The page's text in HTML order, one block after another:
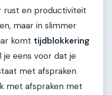
rust en productiviteit
maar in slimmer
komt tijdblokkering
je eens voor dat je
met afspraken
met afspraken met